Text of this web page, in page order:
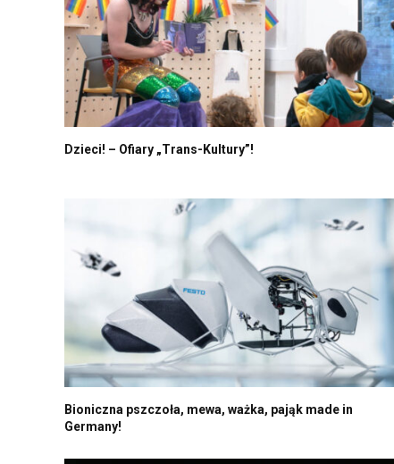
Dzieci! – Ofiary „Trans-Kultury”!
Bioniczna pszczoła, mewa, ważka, pająk made in
Germany!